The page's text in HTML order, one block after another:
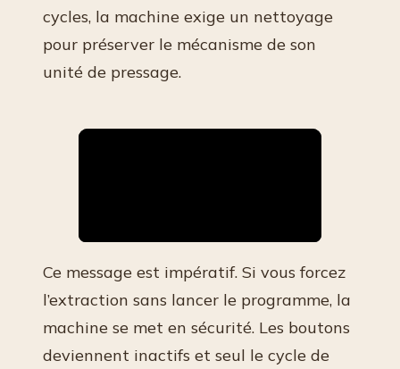
cycles, la machine exige un nettoyage
pour préserver le mécanisme de son
unité de pressage.
Ce message est impératif. Si vous forcez
l’extraction sans lancer le programme, la
machine se met en sécurité. Les boutons
deviennent inactifs et seul le cycle de